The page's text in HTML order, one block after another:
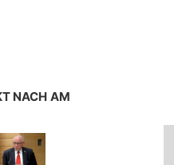
NACH AM